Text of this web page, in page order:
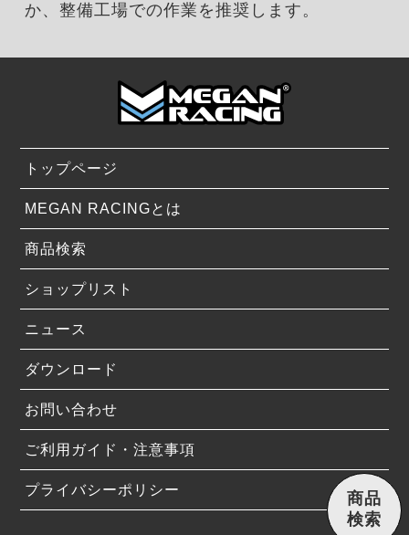
か、整備工場での作業を推奨します。
トップページ
MEGAN RACINGとは
商品検索
ショップリスト
ニュース
ダウンロード
お問い合わせ
ご利用ガイド・注意事項
プライバシーポリシー
商品
検索